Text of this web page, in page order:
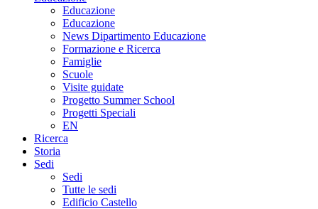
Educazione
Educazione
News Dipartimento Educazione
Formazione e Ricerca
Famiglie
Scuole
Visite guidate
Progetto Summer School
Progetti Speciali
EN
Ricerca
Storia
Sedi
Sedi
Tutte le sedi
Edificio Castello